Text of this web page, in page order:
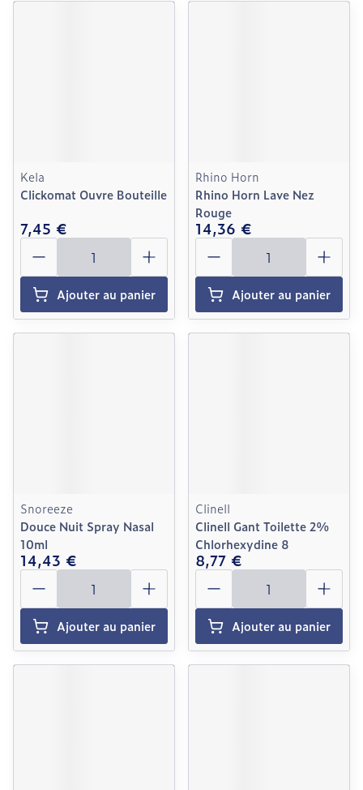
Kela
Clickomat Ouvre Bouteille
7,45 €
Quantité
Ajouter au panier
Rhino Horn
Rhino Horn Lave Nez
Rouge
14,36 €
Quantité
Ajouter au panier
Snoreeze
Douce Nuit Spray Nasal
10ml
14,43 €
Quantité
Ajouter au panier
Clinell
Clinell Gant Toilette 2%
Chlorhexydine 8
8,77 €
Quantité
Ajouter au panier